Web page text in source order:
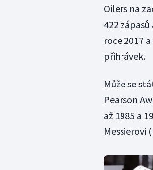
Oilers na
422
roce 2017
přihrávek.
Může se
Pearson
až 1985 a
Messierovi